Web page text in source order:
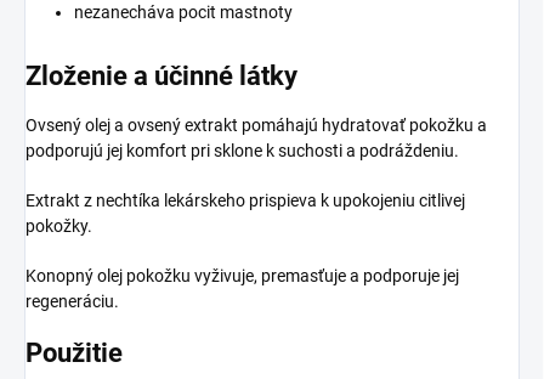
nezanecháva pocit mastnoty
Zloženie a účinné látky
Ovsený olej a ovsený extrakt pomáhajú hydratovať pokožku a
podporujú jej komfort pri sklone k suchosti a podráždeniu.
Extrakt z nechtíka lekárskeho prispieva k upokojeniu citlivej
pokožky.
Konopný olej pokožku vyživuje, premasťuje a podporuje jej
regeneráciu.
Použitie